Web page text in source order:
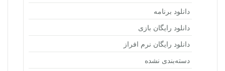
دانلود برنامه
دانلود رایگان بازی
دانلود رایگان نرم افراز
دسته‌بندی نشده